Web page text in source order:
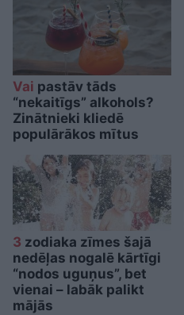
Vai pastāv tāds
“nekaitīgs” alkohols?
Zinātnieki kliedē
populārākos mītus
3 zodiaka zīmes šajā
nedēļas nogalē kārtīgi
“nodos uguņus”, bet
vienai – labāk palikt
mājās